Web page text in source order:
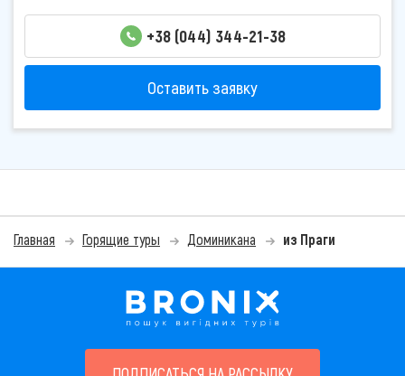
+38 (044) 344-21-38
Оставить заявку
Главная Горящие туры Доминикана из Праги